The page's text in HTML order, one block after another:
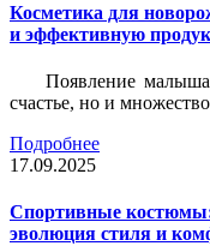
Косметика для
и эффективную
Появление
счастье, но и
Подробнее
17.09.2025
Спортивные костюмы:
эволюция стиля и